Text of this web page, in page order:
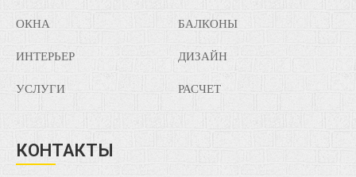
ОКНА
ИНТЕРЬЕР
УСЛУГИ
БАЛКОНЫ
ДИЗАЙН
РАСЧЕТ
КОНТАКТЫ